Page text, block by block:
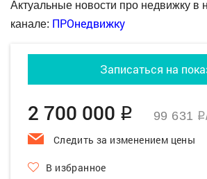
Актуальные новости про недвижку в
канале: ПРОнедвижку
Записаться на
2 700 000 q 99 631 q
Следить за изменением цены
В избранное